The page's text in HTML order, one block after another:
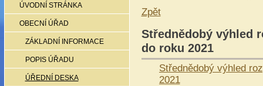
ÚVODNÍ STRÁNKA
OBECNÍ ÚŘAD
ZÁKLADNÍ INFORMACE
POPIS ÚŘADU
ÚŘEDNÍ DESKA
Zpět
Střednědobý výhled
do roku 2021
Střednědobý výhled
2021